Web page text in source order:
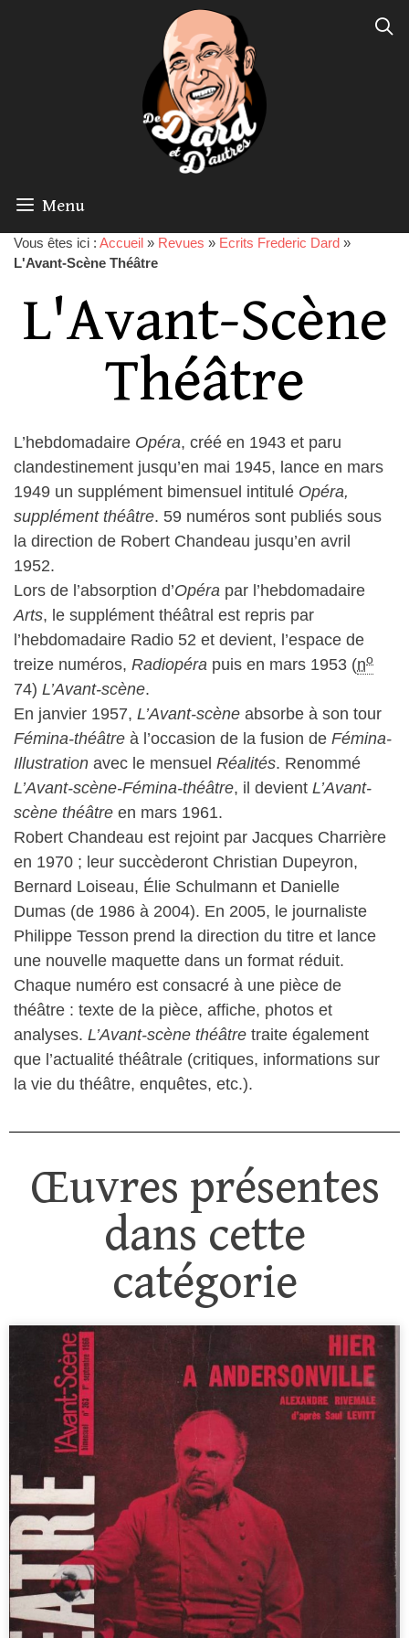
Menu
Vous êtes ici : Accueil » Revues » Ecrits Frederic Dard »
L'Avant-Scène Théâtre
L'Avant-Scène
Théâtre
L’hebdomadaire Opéra, créé en 1943 et paru
clandestinement jusqu’en mai 1945, lance en mars
1949 un supplément bimensuel intitulé Opéra,
supplément théâtre. 59 numéros sont publiés sous
la direction de Robert Chandeau jusqu’en avril
1952.
Lors de l’absorption d’Opéra par l’hebdomadaire
Arts, le supplément théâtral est repris par
l’hebdomadaire Radio 52 et devient, l’espace de
treize numéros, Radiopéra puis en mars 1953 (no
74) L’Avant-scène.
En janvier 1957, L’Avant-scène absorbe à son tour
Fémina-théâtre à l’occasion de la fusion de Fémina-
Illustration avec le mensuel Réalités. Renommé
L’Avant-scène-Fémina-théâtre, il devient L’Avant-
scène théâtre en mars 1961.
Robert Chandeau est rejoint par Jacques Charrière
en 1970 ; leur succèderont Christian Dupeyron,
Bernard Loiseau, Élie Schulmann et Danielle
Dumas (de 1986 à 2004). En 2005, le journaliste
Philippe Tesson prend la direction du titre et lance
une nouvelle maquette dans un format réduit.
Chaque numéro est consacré à une pièce de
théâtre : texte de la pièce, affiche, photos et
analyses. L’Avant-scène théâtre traite également
que l’actualité théâtrale (critiques, informations sur
la vie du théâtre, enquêtes, etc.).
Œuvres présentes
dans cette
catégorie